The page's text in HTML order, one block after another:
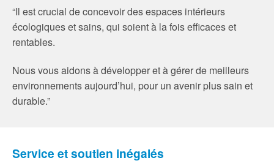
“Il est crucial de concevoir des espaces intérieurs
écologiques et sains, qui soient à la fois efficaces et
rentables.
Nous vous aidons à développer et à gérer de meilleurs
environnements aujourd’hui, pour un avenir plus sain et
durable.”
Service et soutien inégalés